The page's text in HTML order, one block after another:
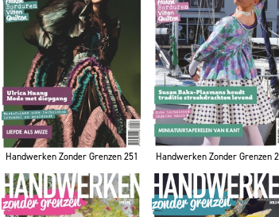
Handwerken Zonder Grenzen 251 Handwerken Zonder Grenzen